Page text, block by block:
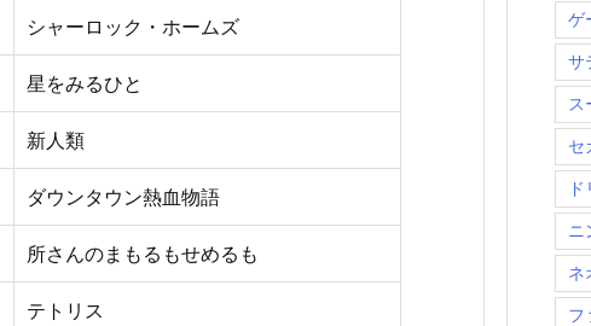
シャーロック・ホームズ
星をみるひと
新人類
ダウンタウン熱血物語
所さんのまもるもせめるも
テトリス
ゲ
サ
ス
セ
ニ
ネ
フ